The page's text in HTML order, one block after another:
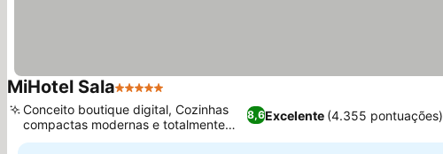
MiHotel Sala5 Estrelas
8,6Excelente (4.355 pontuações)
Conceito boutique digital, Cozinhas
compactas modernas e totalmente
equipadas